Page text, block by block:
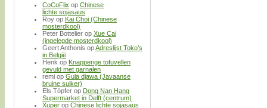
CoCoFlix op Chinese
lichte sojasaus
Roy op Kai Choi (Chinese
mosterdkool)
Peter Bottelier op Xue Cai
(ingelegde mosterdkool)
Geert Anthonis opAdreslijst Toko’s
in België
Henk op Knapperige tofuvellen
gevuld met garnalen
remi op Gula djawa (Javaanse
bruine suiker)
Els Töpfer op Dong Nan Hang
Supermarket in Delft (centrum)
Xuper op Chinese lichte sojasaus